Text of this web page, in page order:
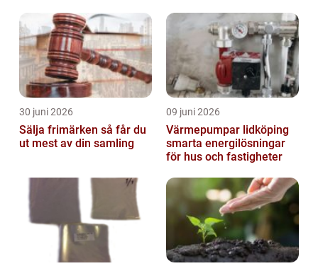
30 juni 2026
Sälja frimärken så får du
ut mest av din samling
09 juni 2026
Värmepumpar lidköping
smarta energilösningar
för hus och fastigheter